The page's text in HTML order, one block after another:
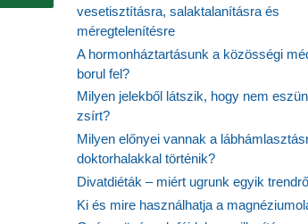
vesetisztításra, salaktalanításra és
méregtelenítésre
A hormonháztartásunk a közösségi
borul fel?
Milyen jelekből látszik, hogy nem
zsírt?
Milyen előnyei vannak a
doktorhalakkal történik?
Divatdiéták – miért ugrunk egyik
Ki és mire használhatja a